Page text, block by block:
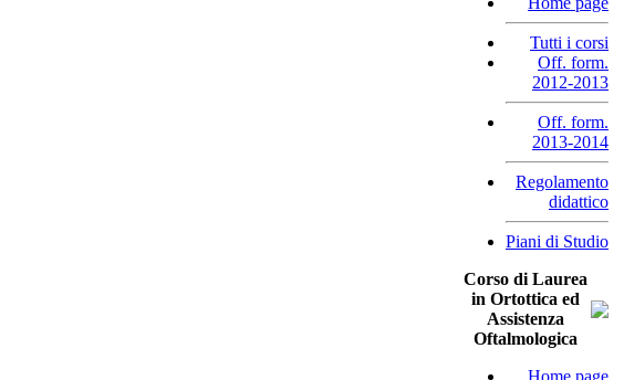
Tutti i corsi
Off. form.
2012-2013
Off. form.
2013-2014
Regolamento
didattico
Piani di Studio
Corso di Laurea
in Ortottica ed
Assistenza
Oftalmologica
Home page